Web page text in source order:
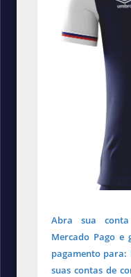
Abra sua
Mercado Pago e
pagamento para:
suas contas de